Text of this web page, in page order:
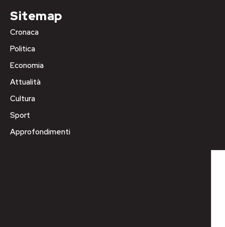
Sitemap
Cronaca
Politica
Economia
Attualità
Cultura
Sport
Approfondimenti